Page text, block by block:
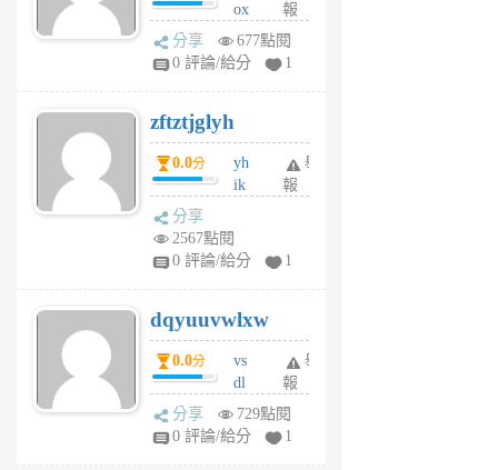
前
ox
rh
pe
月
前
報
分享
677點閱
0 評論/給分
1
zftztjglyh
0.0分
yh
ik
tu
6
個
月
前
舉
報
分享
2567點閱
0 評論/給分
1
dqyuuvwlxw
0.0分
vs
dl
sq
fy
舉
報
分享
729點閱
0 評論/給分
1